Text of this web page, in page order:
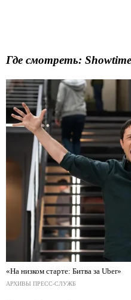
Где смотреть: Showtime
«На низком старте: Битва за Uber»
АРХИВЫ ПРЕСС-СЛУЖБ